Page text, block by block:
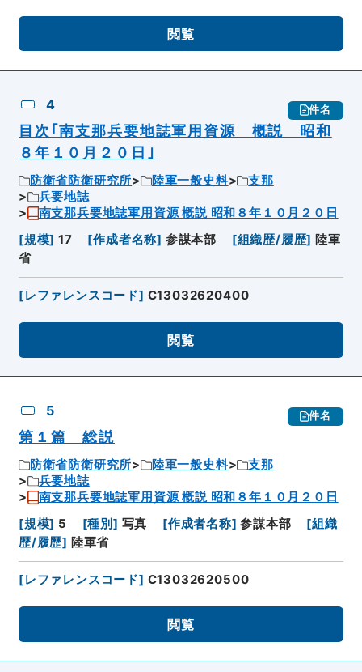
閲覧
4 件名
目次｢南支那兵要地誌軍用資源 概説 昭和
８年１０月２０日｣
防衛省防衛研究所 陸軍一般史料
支那
兵要地誌
南支那兵要地誌軍用資源 概説 昭和８年１０月２０日
[規模] 17 [作成者名称] 参謀本部 [組織歴/履歴] 陸軍
省
[レファレンスコード] C13032620400
閲覧
5 件名
第１篇 総説
防衛省防衛研究所 陸軍一般史料
支那
兵要地誌
南支那兵要地誌軍用資源 概説 昭和８年１０月２０日
[規模] 5 [種別 ] 写真 [作成者名称] 参謀本部 [組織
歴/履歴] 陸軍省
[レファレンスコード] C13032620500
閲覧